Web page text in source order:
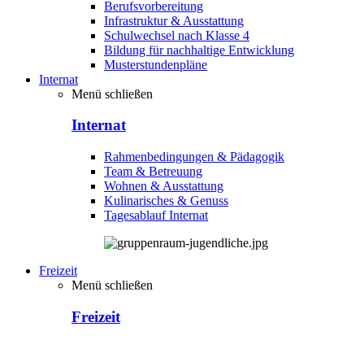
Berufsvorbereitung
Infrastruktur & Ausstattung
Schulwechsel nach Klasse 4
Bildung für nachhaltige Entwicklung
Musterstundenpläne
Internat
Menü schließen
Internat
Rahmenbedingungen & Pädagogik
Team & Betreuung
Wohnen & Ausstattung
Kulinarisches & Genuss
Tagesablauf Internat
Freizeit
Menü schließen
Freizeit